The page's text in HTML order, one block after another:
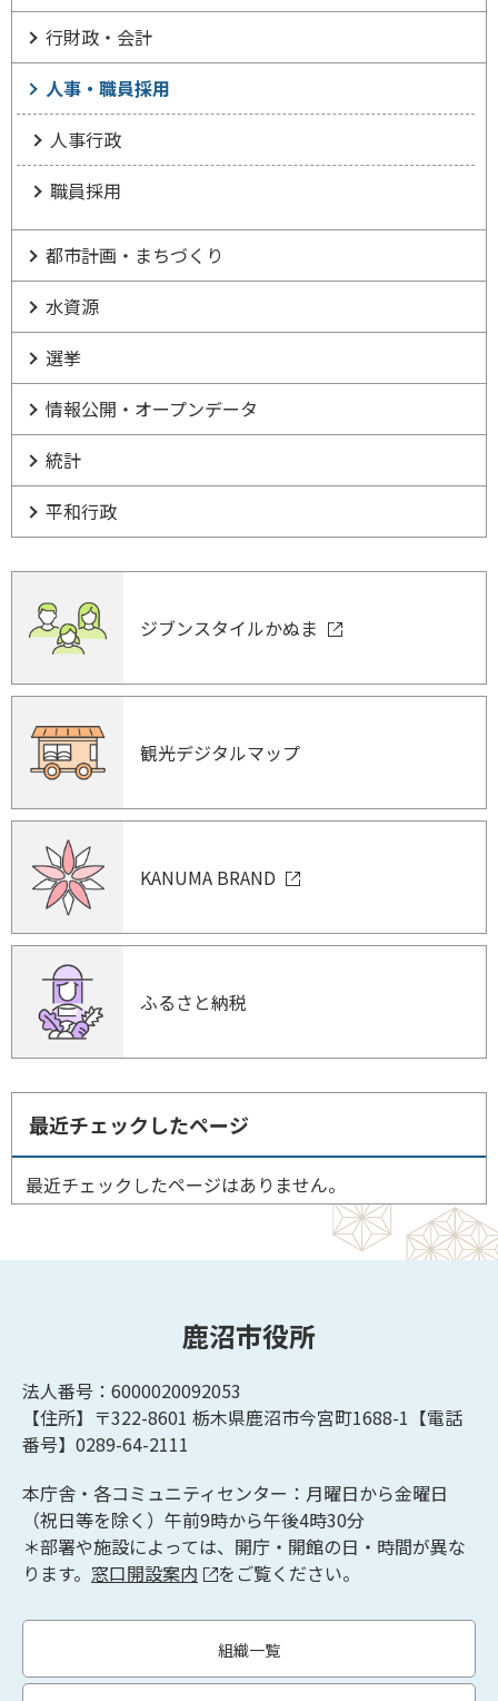
行財政・会計
人事・職員採用
人事行政
職員採用
都市計画・まちづくり
水資源
選挙
情報公開・オープンデータ
統計
平和行政
ジブンスタイルかぬま
観光デジタルマップ
KANUMA BRAND
ふるさと納税
最近チェックしたページ
最近チェックしたページはありません。
鹿沼市役所
法人番号：6000020092053
【住所】〒322-8601 栃木県鹿沼市今宮町1688-1【電話
番号】0289-64-2111
本庁舎・各コミュニティセンター：月曜日から金曜日
（祝日等を除く）午前9時から午後4時30分
＊部署や施設によっては、開庁・開館の日・時間が異な
ります。 窓口開設案内 をご覧ください。
組織一覧